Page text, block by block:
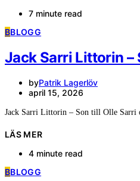
7 minute read
BBLOGG
Jack Sarri Littorin –
byPatrik Lagerlöv
april 15, 2026
Jack Sarri Littorin – Son till Olle Sarri
LÄS MER
4 minute read
BBLOGG